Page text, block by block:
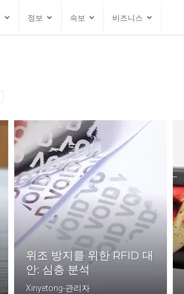
정보 속보 비즈니스
위조 방지를 위한 RFID 대
안: 심층 분석
Xinyetong-관리자